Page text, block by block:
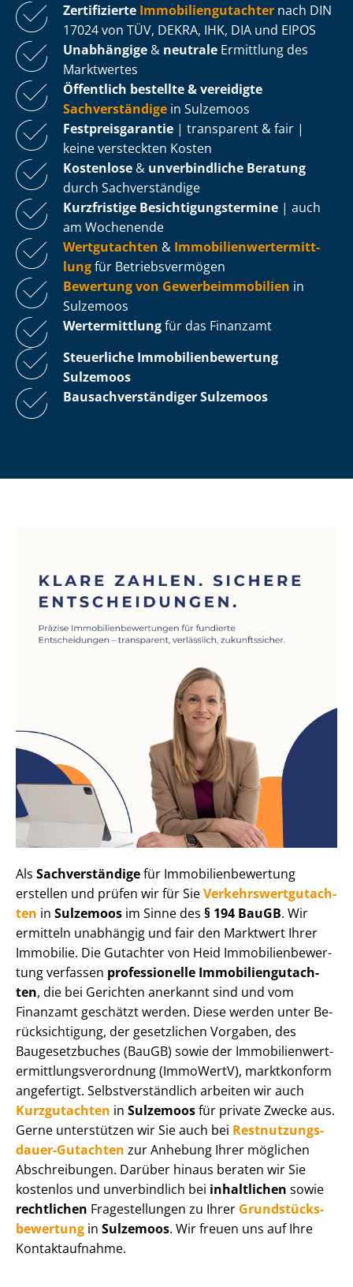
Zertifizierte Im­mo­bi­li­en­gut­ach­ter nach DIN
17024 von TÜV, DEKRA, IHK, DIA und EIPOS
Unabhängige & neutrale Ermittlung des
Marktwertes
Öffentlich bestellte & vereidigte
Sachverständige in Sulzemoos
Fest­preis­ga­ran­tie | transparent & fair |
keine versteckten Kosten
Kostenlose & unverbindliche Beratung
durch Sachverständige
Kurzfristige Be­sich­ti­gungs­ter­mi­ne | auch
am Wochenende
Wertgutachten & Im­mo­bi­li­en­wert­ermitt­
lungfür Be­triebs­ver­mö­gen
Bewertung von Ge­wer­be­im­mo­bi­li­en in
Sulzemoos
Wertermittlungfür das Finanzamt
Steuerliche Im­mo­bi­li­en­be­wer­tung
Sulzemoos
Bau­sach­ver­stän­di­ger Sulzemoos
Als Sachverständigefür Im­mo­bi­li­en­be­wer­tung
erstellen und prüfen wir für SieVer­kehrs­wert­gut­ach­
ten in Sulzemoos im Sinne des § 194 BauGB. Wir
ermitteln unabhängig und fair den Marktwert Ihrer
Immobilie. Die Gutachter von Heid Im­mo­bi­li­en­be­wer­
tung verfassen professionelle Im­mo­bi­li­en­gut­ach­
ten, die bei Gerichten anerkannt sind und vom
Finanzamt geschätzt werden. Diese werden unter Be­
rück­sich­ti­gung, der gesetzlichen Vorgaben, des
Baugesetzbuches (BauGB) sowie der Im­mo­bi­li­en­wert­
ermitt­lungs­ver­ord­nung (ImmoWertV), marktkonform
angefertigt. Selbst­ver­ständ­lich arbeiten wir auch
Kurzgutachten in Sulzemoosfür private Zwecke aus.
Gerne unterstützen wir Sie auch bei Rest­nut­zungs­
dau­er-Gutachten zur Anhebung Ihrer möglichen
Abschreibungen. Darüber hinaus beraten wir Sie
kostenlos und unverbindlich bei inhaltlichen sowie
rechtlichen Fragestellungen zu Ihrer Grund­stücks­
be­wer­tung in Sulzemoos. Wir freuen uns auf Ihre
Kontaktaufnahme.